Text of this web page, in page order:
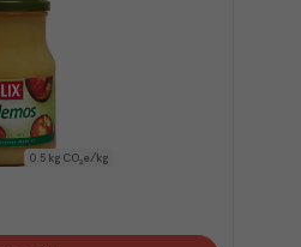
0.5 kg CO₂e/kg